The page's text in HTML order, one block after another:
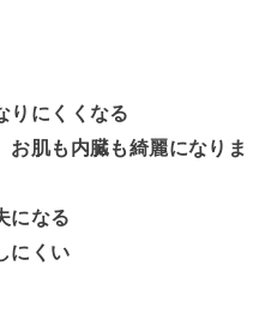
りにくくなる
お肌も内臓も綺麗になりま
になる
にくい